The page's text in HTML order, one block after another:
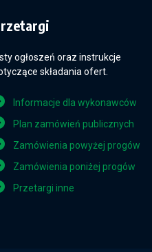
ogłoszeń oraz instrukcje
składania ofert.
Informacje dla wykonawców
Plan zamówień publicznych
Zamówienia powyżej progów
Zamówienia poniżej progów
Przetargi inne